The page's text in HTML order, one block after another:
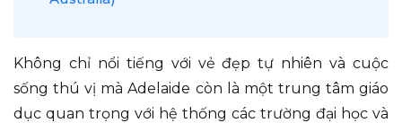
Không chỉ nổi tiếng với vẻ đẹp tự nhiên và cuộc
sống thú vị mà Adelaide còn là một trung tâm giáo
dục quan trọng với hệ thống các trường đại học và